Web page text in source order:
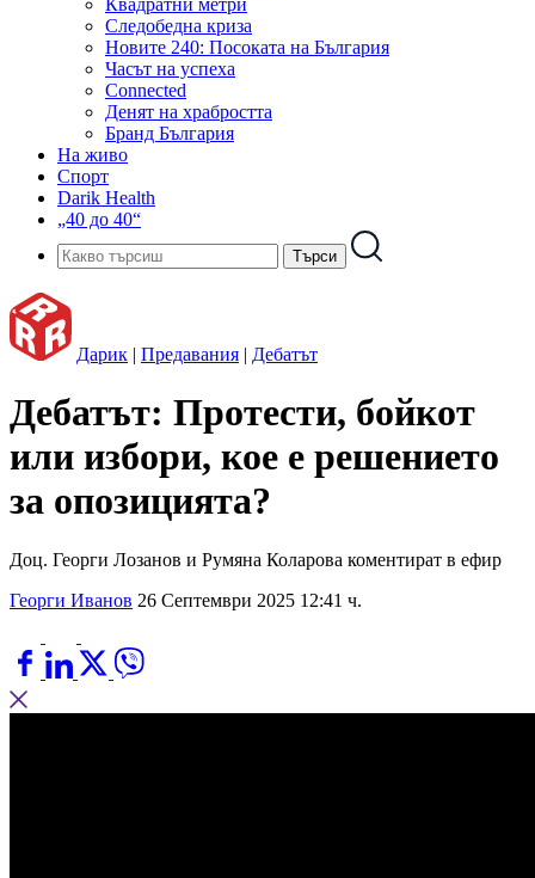
Квадратни метри
Следобедна криза
Новите 240: Посоката на България
Часът на успеха
Connected
Денят на храбростта
Бранд България
На живо
Спорт
Darik Health
„40 до 40“
Дарик | Предавания | Дебатът
Дебатът: Протести, бойкот
или избори, кое е решението
за опозицията?
Доц. Георги Лозанов и Румяна Коларова коментират в ефир
Георги Иванов 26 Септември 2025 12:41 ч.